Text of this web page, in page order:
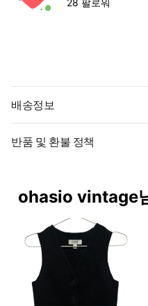
배송정보
반품 및 환불 정책
ohasio vintage